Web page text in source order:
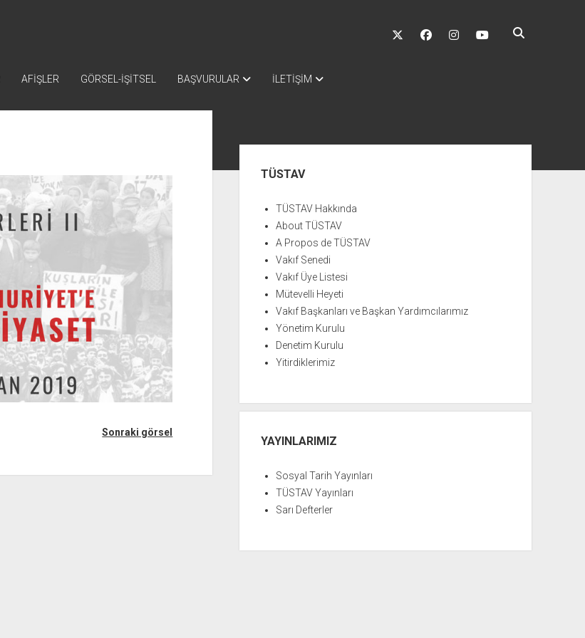
twitter facebookinstagramyoutube
AFİŞLER GÖRSEL-İŞİTSEL BAŞVURULAR İLETİŞİM
Sonraki görsel
MenüTÜSTAV
TÜSTAV Hakkında
About TÜSTAV
A Propos de TÜSTAV
Vakıf Senedi
Vakıf Üye Listesi
Mütevelli Heyeti
Vakıf Başkanları ve Başkan Yardımcılarımız
Yönetim Kurulu
Denetim Kurulu
Yitirdiklerimiz
YAYINLARIMIZ
Sosyal Tarih Yayınları
TÜSTAV Yayınları
Sarı Defterler